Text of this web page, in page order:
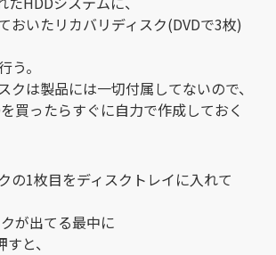
おいたリカバリディスク(DVDで3枚)
う。
クは製品には一切付属してないので、
買ったらすぐに自力で作成しておく
の1枚目をディスクトレイに入れて
が出てる最中に
と、